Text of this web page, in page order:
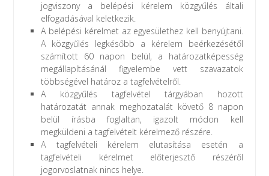
jogviszony a belépési kérelem közgyűlés általi
elfogadásával keletkezik.
A belépési kérelmet az egyesülethez kell benyújtani.
A közgyűlés legkésőbb a kérelem beérkezésétől
számított 60 napon belül, a határozatképesség
megállapításánál figyelembe vett szavazatok
többségével határoz a tagfelvételről.
A közgyűlés tagfelvétel tárgyában hozott
határozatát annak meghozatalát követő 8 napon
belül írásba foglaltan, igazolt módon kell
megküldeni a tagfelvételt kérelmező részére.
A tagfelvételi kérelem elutasítása esetén a
tagfelvételi kérelmet előterjesztő részéről
jogorvoslatnak nincs helye.